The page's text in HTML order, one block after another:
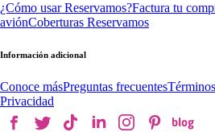
¿Cómo usar Reservamos?Factura tu
aviónCoberturas Reservamos
Información adicional
Conoce másPreguntas frecuentes
Privacidad